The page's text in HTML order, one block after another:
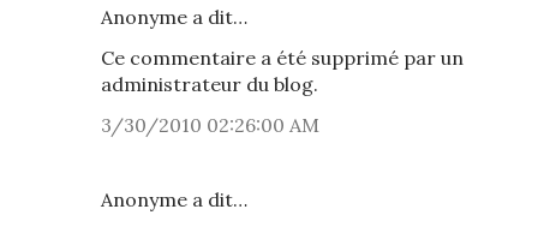
Anonyme a dit…
Ce commentaire a été supprimé par un
administrateur du blog.
3/30/2010 02:26:00 AM
Anonyme a dit…